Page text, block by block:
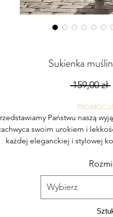
Sukienka
159,00 zł
Państwu naszą
swoim urokiem i
każdej eleganckiej i stylowej
naprawdę
Wykonana z wysokiej jakości
doskonały komfort noszenia i
jest delikatny, a zarazem
Wybierz